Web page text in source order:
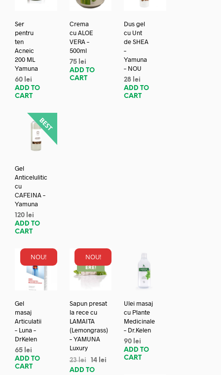
Ser
pentru
ten
Acneic
200 ML
Yamuna
60 lei
ADD TO
CART
Crema
cu ALOE
VERA –
500ml
75 lei
ADD TO
CART
Dus gel
cu Unt
de SHEA
–
Yamuna
– NOU
28 lei
ADD TO
CART
Gel
Anticelulitic
cu
CAFEINA –
Yamuna
120 lei
ADD TO
CART
NOU!
Gel
masaj
Articulatii
– Luna –
DrKelen
65 lei
ADD TO
CART
NOU!
REDUC
ERE!
Sapun presat
la rece cu
LAMAITA
(Lemongrass)
– YAMUNA
Luxury
23lei 14 lei
ADD TO
Ulei masaj
cu Plante
Medicinale
– Dr.Kelen
90 lei
ADD TO
CART